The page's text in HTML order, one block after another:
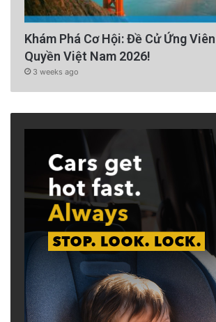
Khám Phá Cơ Hội: Đề Cử Ứng
Quyền Việt Nam 2026!
3 weeks ago